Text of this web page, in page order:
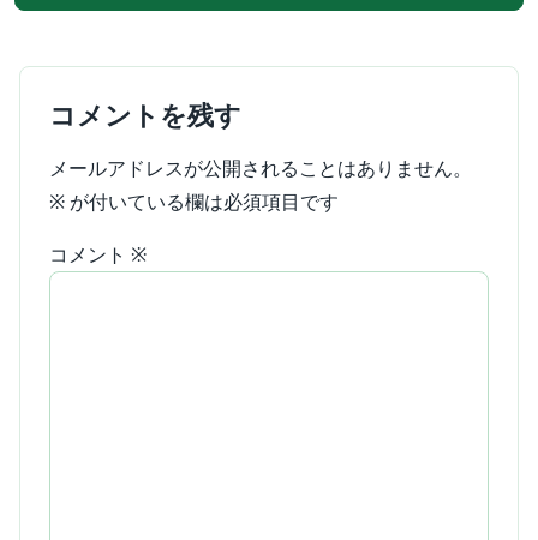
コメントを残す
メールアドレスが公開されることはありません。
※ が付いている欄は必須項目です
コメント ※